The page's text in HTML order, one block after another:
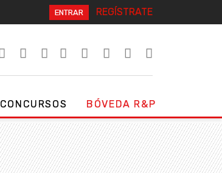
ENTRAR REGÍSTRATE
CONCURSOS BÓVEDA R&P